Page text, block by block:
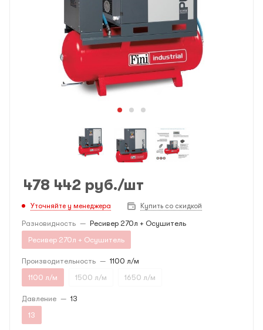
478 442 руб./шт
Уточняйте у менеджера Купить со скидкой
Разновидность — Ресивер 270л + Осушитель
Ресивер 270л + Осушитель
Производительность — 1100 л/м
1100 л/м
1500 л/м 1650 л/м
Давление — 13
13